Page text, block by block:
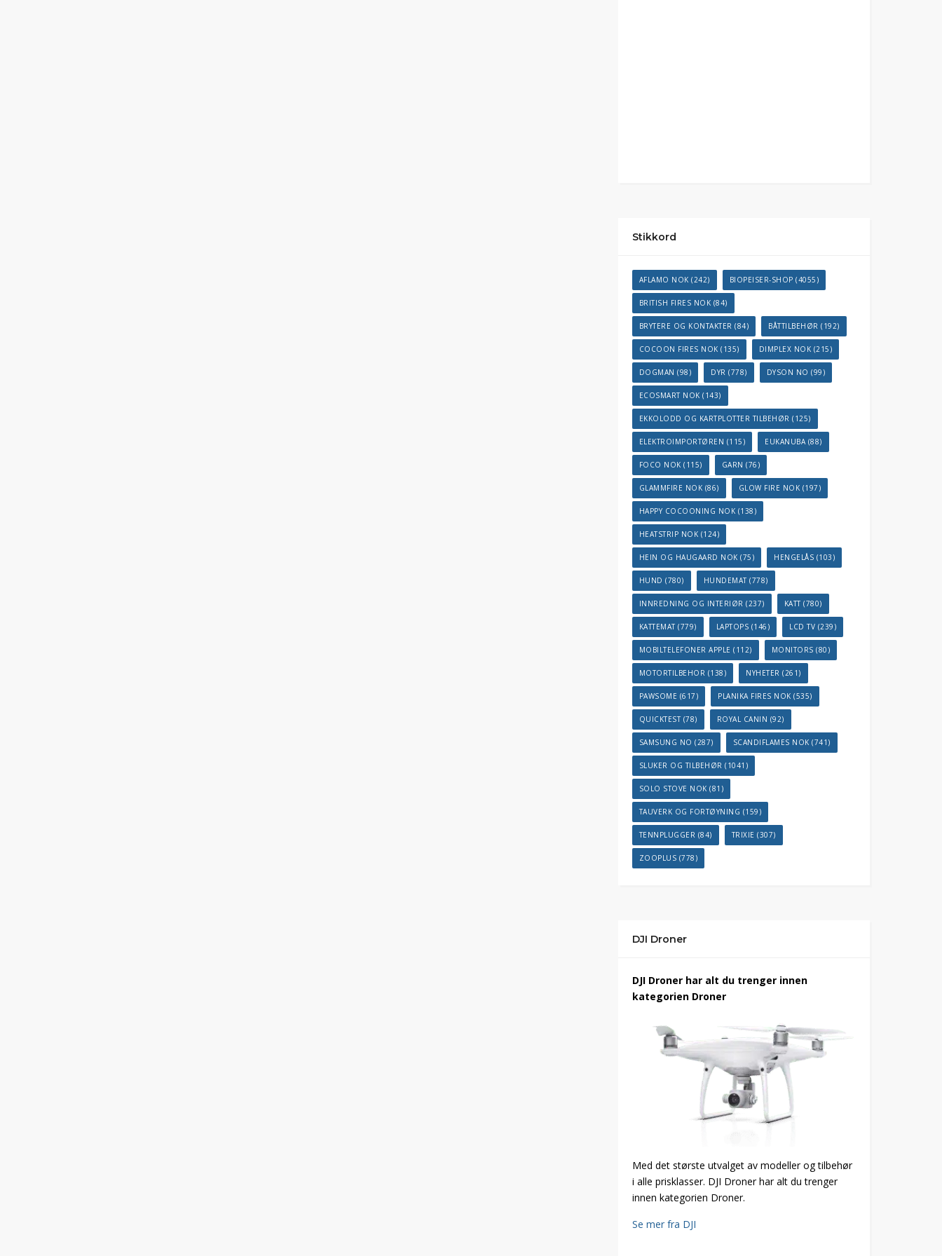
Stikkord
AFLAMO NOK (242) BIOPEISER-SHOP (4055)
BRITISH FIRES NOK (84)
BRYTERE OG KONTAKTER (84) BÅTTILBEHØR (192)
COCOON FIRES NOK (135) DIMPLEX NOK (215)
DOGMAN (98) DYR (778) DYSON NO (99)
ECOSMART NOK (143)
EKKOLODD OG KARTPLOTTER TILBEHØR (125)
ELEKTROIMPORTØREN (115) EUKANUBA(88)
FOCO NOK (115) GARN (76)
GLAMMFIRE NOK (86) GLOW FIRE NOK (197)
HAPPY COCOONING NOK (138)
HEATSTRIP NOK (124)
HEIN OG HAUGAARD NOK (75) HENGELÅS (103)
HUND (780) HUNDEMAT(778)
INNREDNING OG INTERIØR (237) KATT(780)
KATTEMAT(779) LAPTOPS (146) LCD TV (239)
MOBILTELEFONER APPLE (112) MONITORS (80)
MOTORTILBEHOR (138) NYHETER (261)
PAWSOME (617) PLANIKA FIRES NOK (535)
QUICKTEST(78) ROYAL CANIN (92)
SAMSUNG NO (287) SCANDIFLAMES NOK (741)
SLUKER OG TILBEHØR (1041)
SOLO STOVE NOK (81)
TAUVERK OG FORTØYNING (159)
TENNPLUGGER (84) TRIXIE (307)
ZOOPLUS (778)
DJI Droner
DJI Droner har alt du trenger innen
kategorien Droner
Med det største utvalget av modeller og tilbehør
i alle prisklasser. DJI Droner har alt du trenger
innen kategorien Droner.
Se mer fra DJI